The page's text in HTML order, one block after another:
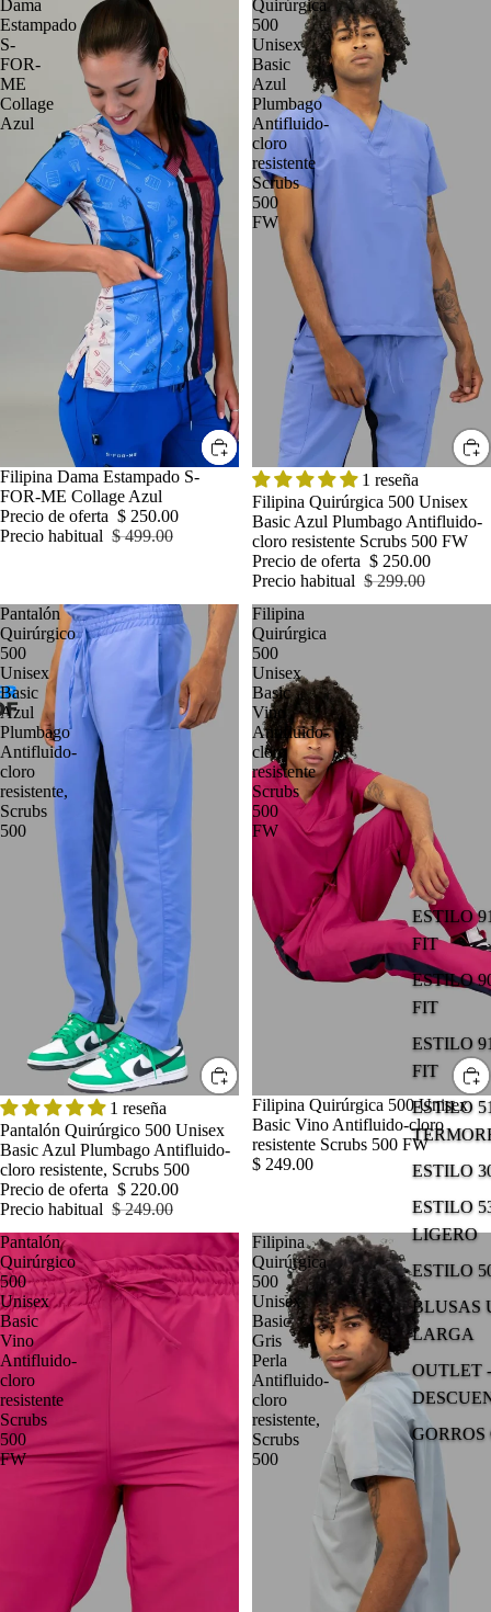
ESTILO
FIT
ESTILO
FIT
ESTILO
FIT
ESTILO
ESTILO
ESTILO
LIGERO
ESTILO
BLUSAS
LARGA
OUTLET
Dama
Estampado
S-
FOR-
ME
Collage
Azul
OFERTA
Filipina Dama Estampado S-
FOR-ME Collage Azul
Precio de oferta $ 250.00
Precio habitual $ 499.00
Quirúrgica
500
Unisex
Basic
Azul
Plumbago
Antifluido-
cloro
resistente
Scrubs
500
FW
OFERTA
1 reseña
Filipina Quirúrgica 500 Unisex
Basic Azul Plumbago Antifluido-
cloro resistente Scrubs 500 FW
Precio de oferta $ 250.00
Precio habitual $ 299.00
Pantalón
Quirúrgico
500
Unisex
Basic
Azul
Plumbago
Antifluido-
cloro
resistente,
Scrubs
500
OFERTA
1 reseña
Pantalón Quirúrgico 500 Unisex
Basic Azul Plumbago Antifluido-
cloro resistente, Scrubs 500
Precio de oferta $ 220.00
Precio habitual $ 249.00
Filipina
Quirúrgica
500
Unisex
Basic
Vino
Antifluido-
cloro
resistente
Scrubs
500
FW
Filipina Quirúrgica 500 Unisex
Basic Vino Antifluido-cloro
resistente Scrubs 500 FW
$ 249.00
Pantalón
Quirúrgico
500
Unisex
Basic
Vino
Antifluido-
cloro
resistente
Scrubs
500
FW
Filipina
Quirúrgica
500
Unisex
Basic
Gris
Perla
Antifluido-
cloro
resistente,
Scrubs
500